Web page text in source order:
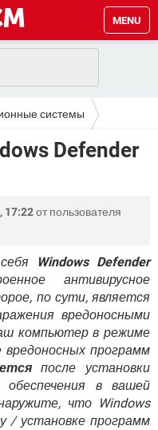
MENU
10
системы
Defender
17:22от пользователя
Windows Defender
антивирусное
по сути, является
вредоносными
компьютер в режиме
вредоносных программ
после установки
обеспечения в вашей
что Windows
/ установке программ